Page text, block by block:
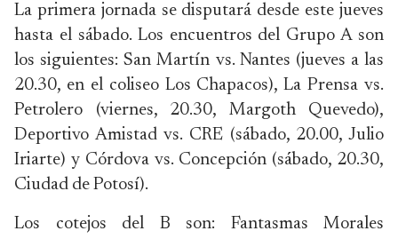
La primera jornada se disputará desde este jueves
hasta el sábado. Los encuentros del Grupo A son
los siguientes: San Martín vs. Nantes (jueves a las
20.30, en el coliseo Los Chapacos), La Prensa vs.
Petrolero (viernes, 20.30, Margoth Quevedo),
Deportivo Amistad vs. CRE (sábado, 20.00, Julio
Iriarte) y Córdova vs. Concepción (sábado, 20.30,
Ciudad de Potosí).
Los cotejos del B son: Fantasmas Morales